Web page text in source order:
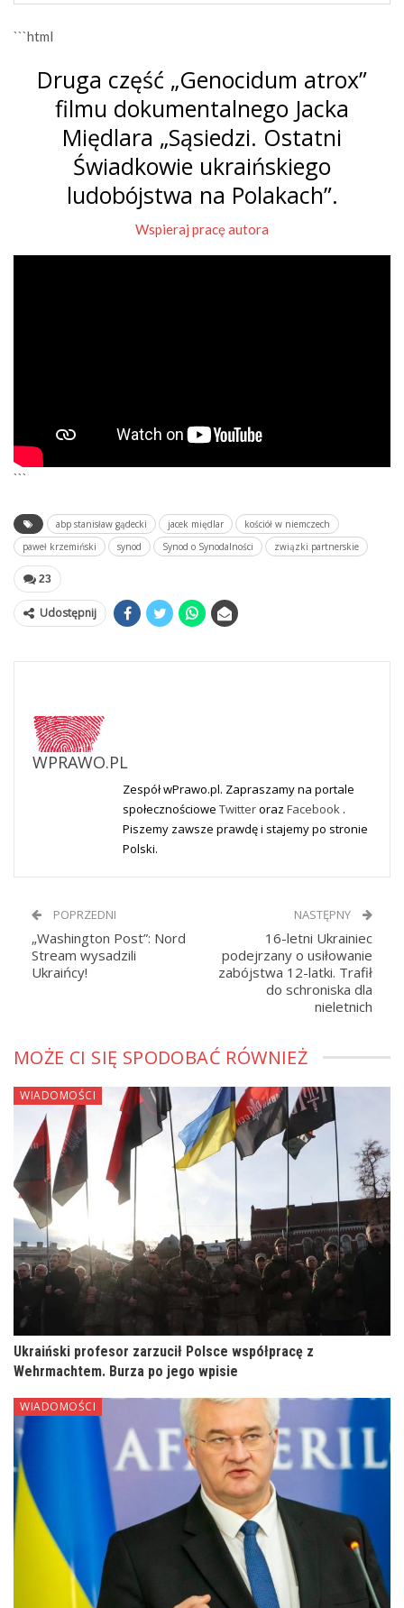
```html
Druga część „Genocidum atrox”
filmu dokumentalnego Jacka
Międlara „Sąsiedzi. Ostatni
Świadkowie ukraińskiego
ludobójstwa na Polakach”.
Wspieraj pracę autora
```
abp stanisław gądecki jacek międlar
kościół w niemczech
paweł krzemiński
synod Synod o Synodalności związki partnerskie
23
Udostępnij
WPRAWO.PL
Zespół wPrawo.pl. Zapraszamy na portale
społecznościowe Twitteroraz Facebook .
Piszemy zawsze prawdę i stajemy po stronie
Polski.
POPRZEDNI
„Washington Post”: Nord
Stream wysadzili
Ukraińcy!
NASTĘPNY
16-letni Ukrainiec
podejrzany o usiłowanie
zabójstwa 12-latki. Trafił
do schroniska dla
nieletnich
MOŻE CI SIĘ SPODOBAĆ RÓWNIEŻ
WIADOMOŚCI
Ukraiński profesor zarzucił Polsce współpracę z
Wehrmachtem. Burza po jego wpisie
WIADOMOŚCI